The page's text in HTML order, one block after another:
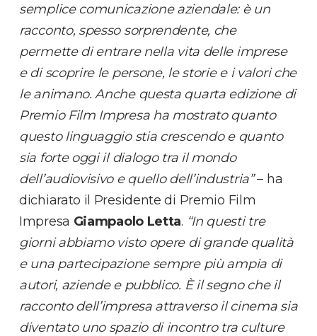
semplice comunicazione aziendale: è un
racconto, spesso sorprendente, che
permette di entrare nella vita delle imprese
e di scoprire le persone, le storie e i valori che
le animano. Anche questa quarta edizione di
Premio Film Impresa ha mostrato quanto
questo linguaggio stia crescendo e quanto
sia forte oggi il dialogo tra il mondo
dell’audiovisivo e quello dell’industria”– ha
dichiarato il Presidente di Premio Film
Impresa Giampaolo Letta. “In questi tre
giorni abbiamo visto opere di grande qualità
e una partecipazione sempre più ampia di
autori, aziende e pubblico. È il segno che il
racconto dell’impresa attraverso il cinema sia
diventato uno spazio di incontro tra culture